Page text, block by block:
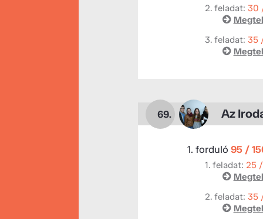
2. feladat: 30
3. feladat: 35
69. Az
1. forduló 95 /
1. feladat: 25
2. feladat: 35